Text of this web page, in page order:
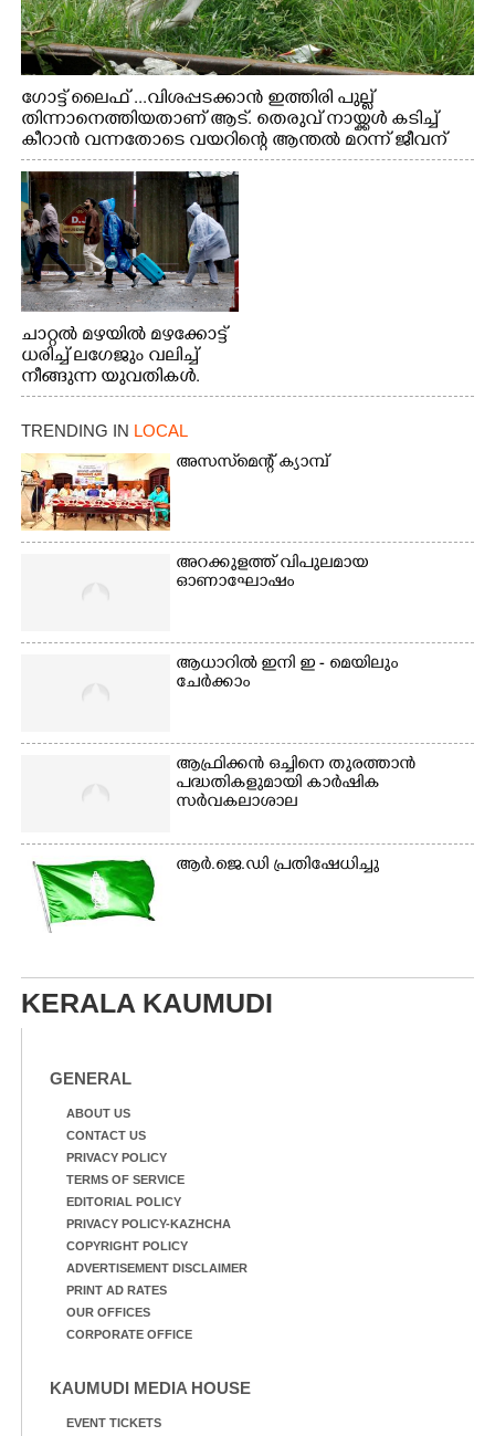
ഗോട്ട് ലൈഫ് ...വിശപ്പടക്കാൻ ഇത്തിരി പുല്ല്
തിന്നാനെത്തിയതാണ് ആട്. തെരുവ് നായ്ക്കൾ കടിച്ച്
കീറാൻ വന്നതോടെ വയറിന്റെ ആന്തൽ മറന്ന് ജീവന്
വേണ്ടിയായി ഓട്ടം. എറണാകുളം വാത്തുരുത്തിയിൽ
നിന്നുള്ള കാഴ്ച
ചാറ്റൽ മഴയിൽ മഴക്കോട്ട്
ധരിച്ച് ലഗേജും വലിച്ച്
നീങ്ങുന്ന യുവതികൾ.
എറണാകുളം മേനകയിൽ
നിന്നുള്ള കാഴ്ച
TRENDING IN LOCAL
അസസ്‌മെന്റ് ക്യാമ്പ്
അറക്കുളത്ത് വിപുലമായ
ഓണാഘോഷം
ആധാറിൽ ഇനി ഇ - മെയിലും
ചേർക്കാം
ആഫ്രിക്കൻ ഒച്ചിനെ തുരത്താൻ
പദ്ധതികളുമായി കാർഷിക
സർവകലാശാല
ആർ.ജെ.ഡി പ്രതിഷേധിച്ചു
KERALA KAUMUDI
GENERAL
ABOUT US
CONTACT US
PRIVACY POLICY
TERMS OF SERVICE
EDITORIAL POLICY
PRIVACY POLICY-KAZHCHA
COPYRIGHT POLICY
ADVERTISEMENT DISCLAIMER
PRINT AD RATES
OUR OFFICES
CORPORATE OFFICE
KAUMUDI MEDIA HOUSE
EVENT TICKETS